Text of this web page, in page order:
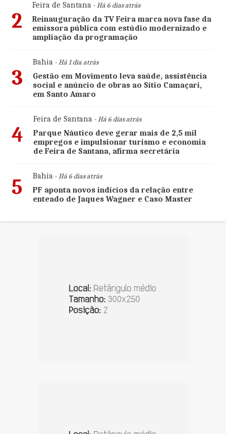
2
Feira de Santana- Há 6 dias atrás
Reinauguração da TV Feira marca nova fase da
emissora pública com estúdio modernizado e
ampliação da programação
3
Bahia- Há 1 dia atrás
Gestão em Movimento leva saúde, assistência
social e anúncio de obras ao Sítio Camaçari,
em Santo Amaro
4
Feira de Santana- Há 6 dias atrás
Parque Náutico deve gerar mais de 2,5 mil
empregos e impulsionar turismo e economia
de Feira de Santana, afirma secretária
5 Bahia- Há 6 dias atrás
PF aponta novos indícios da relação entre
enteado de Jaques Wagner e Caso Master